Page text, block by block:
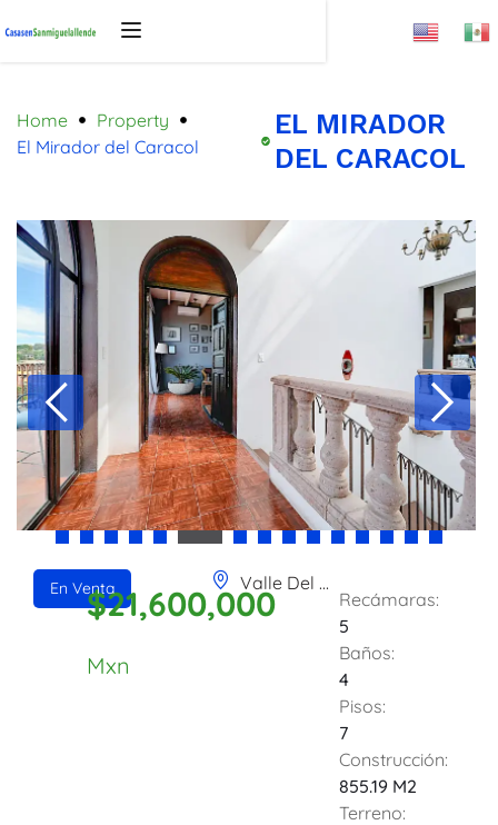
Home
Property
El Mirador del Caracol
EL MIRADOR
DEL CARACOL
En Venta$21,600,000
Mxn
Valle Del Maiz, San Miguel de Allende, Guanajuato, 37775, Mexico
Recámaras:
5
Baños:
4
Pisos:
7
Construcción:
855.19 M2
Terreno: